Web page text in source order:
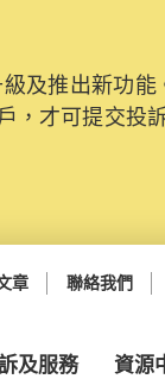
及推出新功能
，才可提交投
章 聯絡我們
及服務 資源